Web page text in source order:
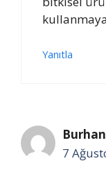
Yanıtla
Burhan
7